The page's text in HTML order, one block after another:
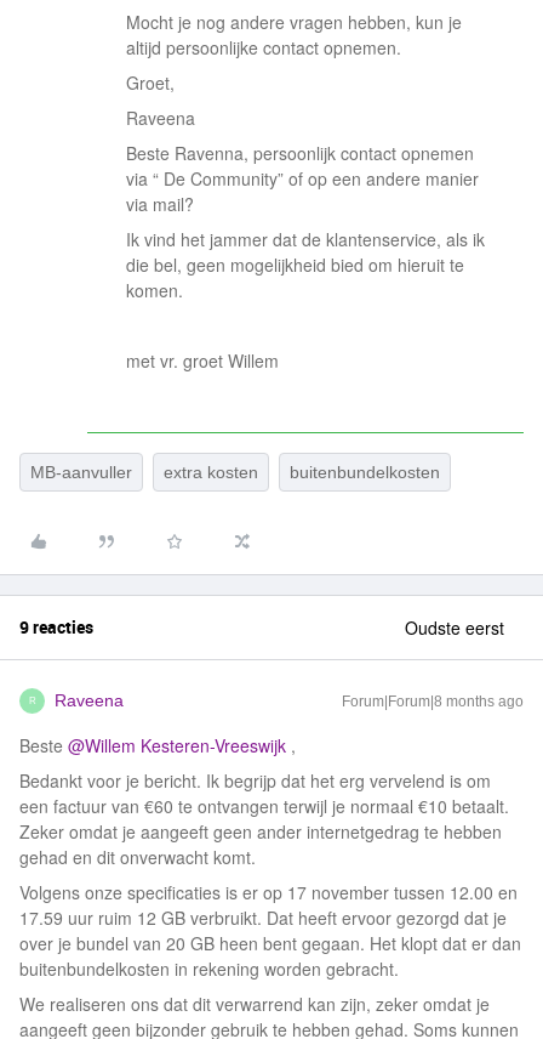
Mocht je nog andere vragen hebben, kun je
altijd persoonlijke contact opnemen.
Groet,
Raveena
Beste Ravenna, persoonlijk contact opnemen
via “ De Community” of op een andere manier
via mail?
Ik vind het jammer dat de klantenservice, als ik
die bel, geen mogelijkheid bied om hieruit te
komen.
met vr. groet Willem
MB-aanvuller extra kosten buitenbundelkosten
9 reacties Oudste eerst
R Raveena Forum|Forum|8 months ago
Beste ​ @Willem Kesteren-Vreeswijk ,
Bedankt voor je bericht. Ik begrijp dat het erg vervelend is om
een factuur van €60 te ontvangen terwijl je normaal €10 betaalt.
Zeker omdat je aangeeft geen ander internetgedrag te hebben
gehad en dit onverwacht komt.
Volgens onze specificaties is er op 17 november tussen 12.00 en
17.59 uur ruim 12 GB verbruikt. Dat heeft ervoor gezorgd dat je
over je bundel van 20 GB heen bent gegaan. Het klopt dat er dan
buitenbundelkosten in rekening worden gebracht.
We realiseren ons dat dit verwarrend kan zijn, zeker omdat je
aangeeft geen bijzonder gebruik te hebben gehad. Soms kunnen